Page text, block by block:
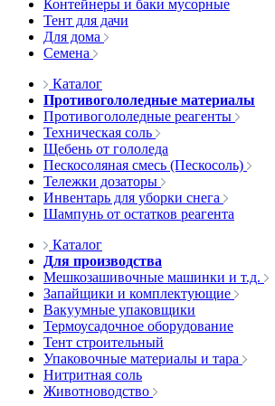
Контейнеры и баки мусорные
Тент для дачи
Для дома
Семена
Каталог
Противогололедные материалы
Противогололедные реагенты
Техническая соль
Щебень от гололеда
Пескосоляная смесь (Пескосоль)
Тележки дозаторы
Инвентарь для уборки снега
Шампунь от остатков реагента
Каталог
Для производства
Мешкозашивочные машинки и т.д.
Запайщики и комплектующие
Вакуумные упаковщики
Термоусадочное оборудование
Тент строительный
Упаковочные материалы и тара
Нитритная соль
Животноводство